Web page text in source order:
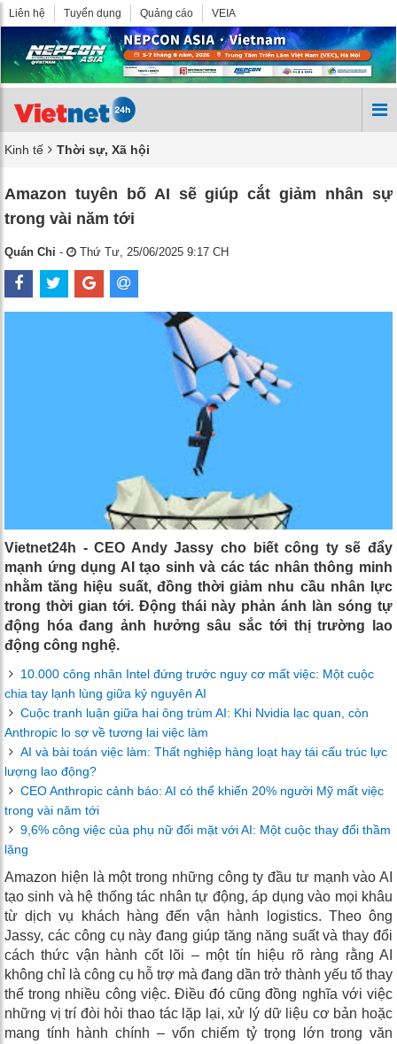
Liên hệ Tuyển dụng Quảng cáo VEIA
Kinh tế Thời sự, Xã hội
Amazon tuyên bố AI sẽ giúp cắt giảm nhân sự
trong vài năm tới
Quán Chi - Thứ Tư, 25/06/2025 9:17 CH
Vietnet24h - CEO Andy Jassy cho biết công ty sẽ đẩy
mạnh ứng dụng AI tạo sinh và các tác nhân thông minh
nhằm tăng hiệu suất, đồng thời giảm nhu cầu nhân lực
trong thời gian tới. Động thái này phản ánh làn sóng tự
động hóa đang ảnh hưởng sâu sắc tới thị trường lao
động công nghệ.
10.000 công nhân Intel đứng trước nguy cơ mất việc: Một cuộc
chia tay lạnh lùng giữa kỷ nguyên AI
Cuộc tranh luận giữa hai ông trùm AI: Khi Nvidia lạc quan, còn
Anthropic lo sợ về tương lai việc làm
AI và bài toán việc làm: Thất nghiệp hàng loạt hay tái cấu trúc lực
lượng lao động?
CEO Anthropic cảnh báo: AI có thể khiến 20% người Mỹ mất việc
trong vài năm tới
9,6% công việc của phụ nữ đối mặt với AI: Một cuộc thay đổi thầm
lặng
Amazon hiện là một trong những công ty đầu tư mạnh vào AI
tạo sinh và hệ thống tác nhân tự động, áp dụng vào mọi khâu
từ dịch vụ khách hàng đến vận hành logistics. Theo ông
Jassy, các công cụ này đang giúp tăng năng suất và thay đổi
cách thức vận hành cốt lõi – một tín hiệu rõ ràng rằng AI
không chỉ là công cụ hỗ trợ mà đang dần trở thành yếu tố thay
thế trong nhiều công việc. Điều đó cũng đồng nghĩa với việc
những vị trí đòi hỏi thao tác lặp lại, xử lý dữ liệu cơ bản hoặc
mang tính hành chính – vốn chiếm tỷ trọng lớn trong văn